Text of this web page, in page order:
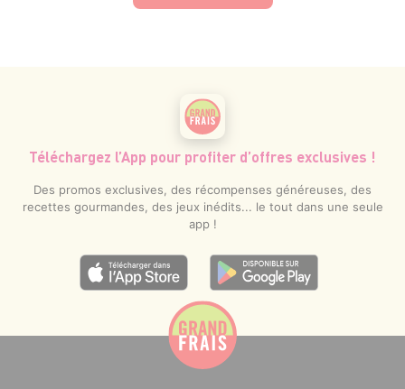
Téléchargez l’App pour profiter d’offres exclusives !
Des promos exclusives, des récompenses généreuses, des
recettes gourmandes, des jeux inédits... le tout dans une seule
app !